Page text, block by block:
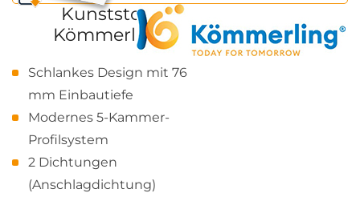
Kunststofffenster
Kömmerling 76 AD
Schlankes Design mit 76
mm Einbautiefe
Modernes 5-Kammer-
Profilsystem
2 Dichtungen
(Anschlagdichtung)